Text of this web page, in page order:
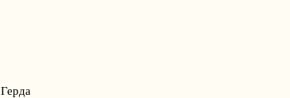
Герда